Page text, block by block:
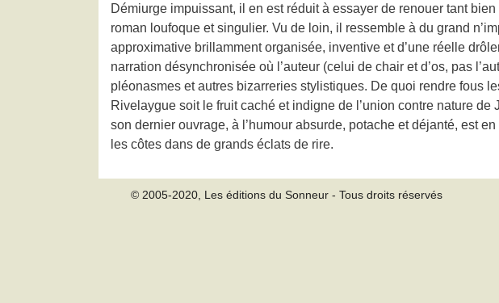
Démiurge impuissant, il en est réduit à essayer de renouer tant
roman loufoque et singulier. Vu de loin, il ressemble à du grand
approximative brillamment organisée, inventive et d’une réelle
narration désynchronisée où l’auteur (celui de chair et d’os, pas
pléonasmes et autres bizarreries stylistiques. De quoi rendre fous
Rivelaygue soit le fruit caché et indigne de l’union contre nature
son dernier ouvrage, à l’humour absurde, potache et déjanté, est
les côtes dans de grands éclats de rire.
© 2005-2020, Les éditions du Sonneur - Tous droits réservés